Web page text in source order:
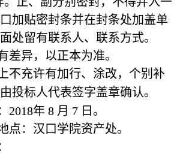
加贴密封条并在封条处加盖单
处留有联系人、联系方式。
差异，以正本为准。
不充许有加行、涂改，个别补
投标人代表签字盖章确认。
2018年 8 月 7 日。
点：汉口学院资产处。